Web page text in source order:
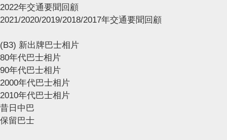
2022年交通要聞回顧
2021/2020/2019/2018/2017年交通要聞回顧
(B3) 新出牌巴士相片
80年代巴士相片
90年代巴士相片
2000年代巴士相片
2010年代巴士相片
昔日中巴
保留巴士